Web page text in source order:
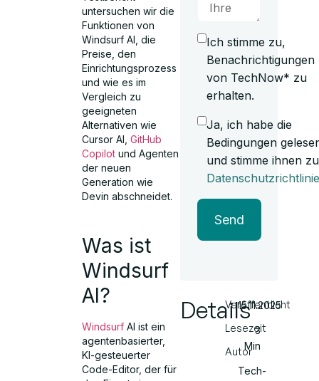
untersuchen wir die
Funktionen von
Windsurf AI, die
Preise, den
Einrichtungsprozess
und wie es im
Vergleich zu
geeigneten
Alternativen wie
Cursor AI,GitHub
Copilot und Agenten
der neuen
Generation wie
Devin abschneidet.
Was ist
Windsurf
AI?
Windsurf AI ist ein
agentenbasierter,
KI-gesteuerter
Code-Editor, der für
Ich stimme zu,
Benachrichtigungen
von TechNow* zu
erhalten.
Ja, ich habe die
Bedingungen
und stimme ihnen
Datenschutzrichtlinie
Send
DetailsVeröffentlicht
Lesezeit
Autor
15.11.2025
3
Min
Tech-